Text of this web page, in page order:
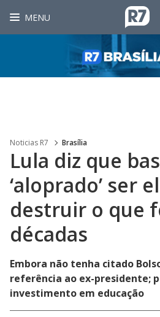
MENU
Noticias R7 Brasília
Lula diz que
‘aloprado’ ser
destruir o que
décadas
Embora não tenha citado
referência ao ex-presidente;
investimento em educação